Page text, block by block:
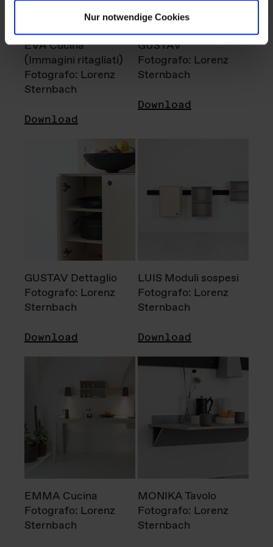
Nur notwendige Cookies
EVA Cucina
(Immagini ritagliati)
Fotografo: Lorenz
Sternbach
Download
GUSTAV
Fotografo: Lorenz
Sternbach
Download
GUSTAV Dettaglio
Fotografo: Lorenz
Sternbach
Download
LUIS Moduli sospesi
Fotografo: Lorenz
Sternbach
Download
EMMA Cucina
Fotografo: Lorenz
Sternbach
MONIKA Tavolo
Fotografo: Lorenz
Sternbach